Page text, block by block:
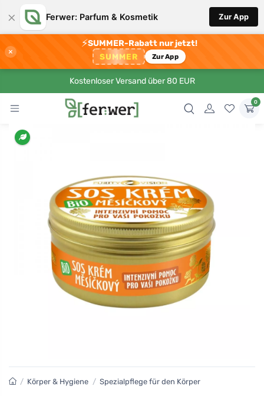
× Ferwer: Parfum & Kosmetik Zur App
×
⚡SUMMER-Rabatt nur jetzt!
SUMMER Zur App
Kostenloser Versand über 80 EUR
0
/ Körper & Hygiene / Spezialpflege für den Körper